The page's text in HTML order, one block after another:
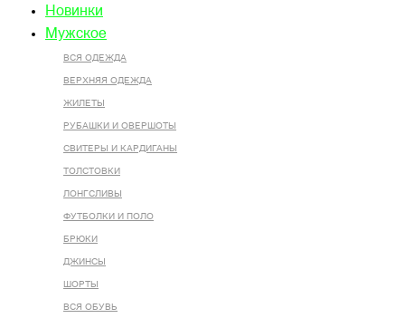
Новинки
Мужское
ВСЯ ОДЕЖДА
ВЕРХНЯЯ ОДЕЖДА
ЖИЛЕТЫ
РУБАШКИ И ОВЕРШОТЫ
СВИТЕРЫ И КАРДИГАНЫ
ТОЛСТОВКИ
ЛОНГСЛИВЫ
ФУТБОЛКИ И ПОЛО
БРЮКИ
ДЖИНСЫ
ШОРТЫ
ВСЯ ОБУВЬ